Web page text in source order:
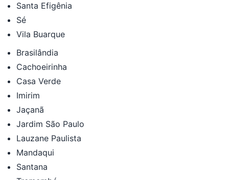
Santa Efigênia
Sé
Vila Buarque
Brasilândia
Cachoeirinha
Casa Verde
Imirim
Jaçanã
Jardim São Paulo
Lauzane Paulista
Mandaqui
Santana